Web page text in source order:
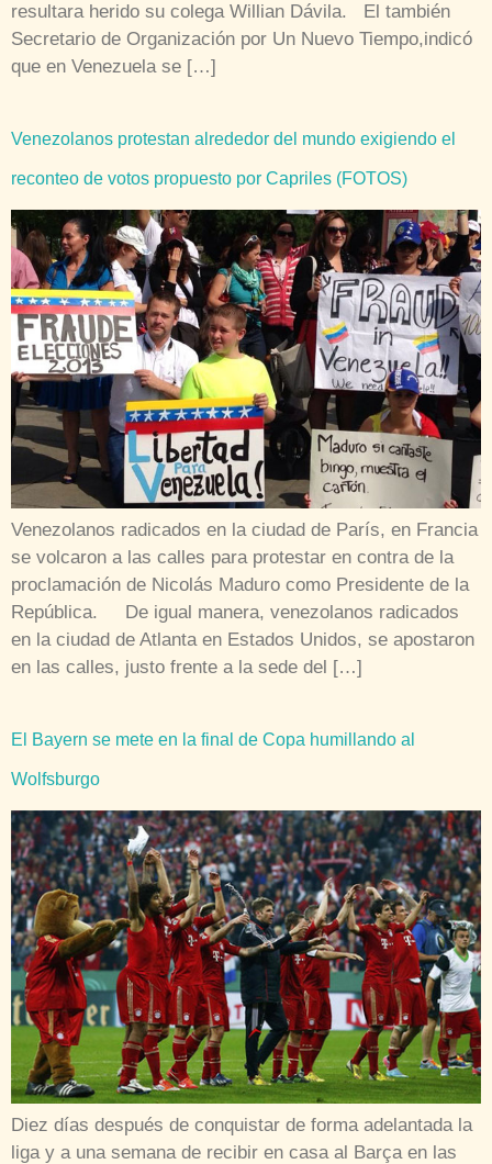
resultara herido su colega Willian Dávila. El también
Secretario de Organización por Un Nuevo Tiempo,indicó
que en Venezuela se […]
Venezolanos protestan alrededor del mundo exigiendo el
reconteo de votos propuesto por Capriles (FOTOS)
Venezolanos radicados en la ciudad de París, en Francia
se volcaron a las calles para protestar en contra de la
proclamación de Nicolás Maduro como Presidente de la
República. De igual manera, venezolanos radicados
en la ciudad de Atlanta en Estados Unidos, se apostaron
en las calles, justo frente a la sede del […]
El Bayern se mete en la final de Copa humillando al
Wolfsburgo
Diez días después de conquistar de forma adelantada la
liga y a una semana de recibir en casa al Barça en las